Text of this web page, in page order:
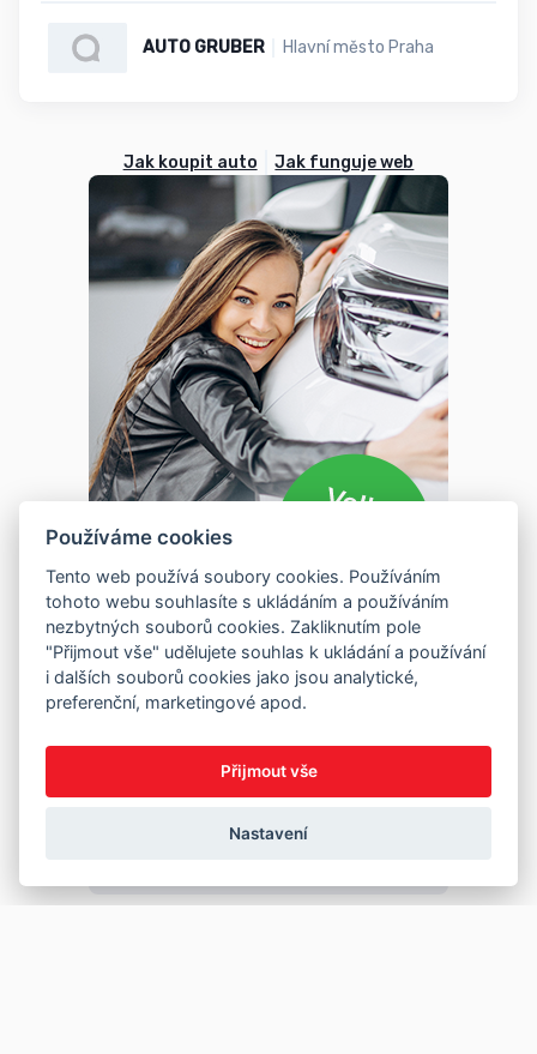
AUTO GRUBER Hlavní město Praha
Jak koupit auto Jak funguje web
Používáme cookies
Tento web používá soubory cookies. Používáním
tohoto webu souhlasíte s ukládáním a používáním
nezbytných souborů cookies. Zakliknutím pole
"Přijmout vše" udělujete souhlas k ukládání a používání
i dalších souborů cookies jako jsou analytické,
preferenční, marketingové apod.
Přijmout vše
Nastavení